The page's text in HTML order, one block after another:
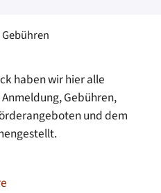
haben wir hier alle
Gebühren,
und dem